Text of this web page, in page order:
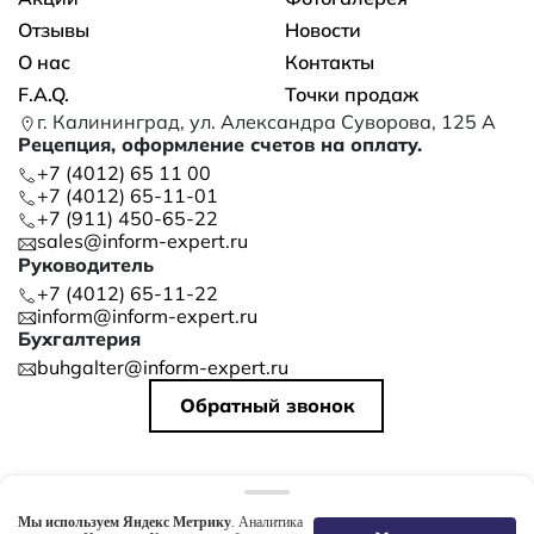
Мы используем Яндекс Метрику. Аналитика
Отзывы
Новости
О нас
Контакты
F.A.Q.
Точки продаж
г. Калининград, ул. Александра Суворова, 125 А
Рецепция, оформление счетов на оплату.
+7 (4012) 65 11 00
+7 (4012) 65-11-01
+7 (911) 450-65-22
sales@inform-expert.ru
Руководитель
+7 (4012) 65-11-22
inform@inform-expert.ru
Бухгалтерия
buhgalter@inform-expert.ru
Обратный звонок
Политика конфиденциальности